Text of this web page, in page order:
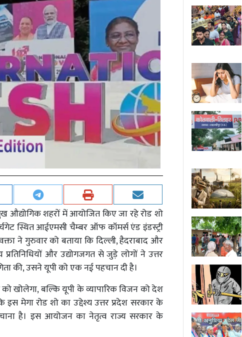
शहरों में आयोजित किए जा रहे रोड शो
स्थित आईएमसी चैम्बर ऑफ कॉमर्स एंड इंडस्ट्री
ने गुरुवार को बताया कि दिल्ली, हैदराबाद और
और उद्योगजगत से जुड़े लोगों ने उत्तर
की, उसने यूपी को एक नई पहचान दी है।
बल्कि यूपी के व्यापारिक विजन को देश
मेगा रोड शो का उद्देश्य उत्तर प्रदेश सरकार के
है। इस आयोजन का नेतृत्व राज्य सरकार के